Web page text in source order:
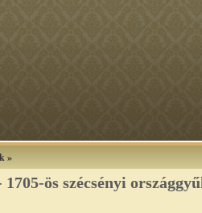
»
ös szécsényi